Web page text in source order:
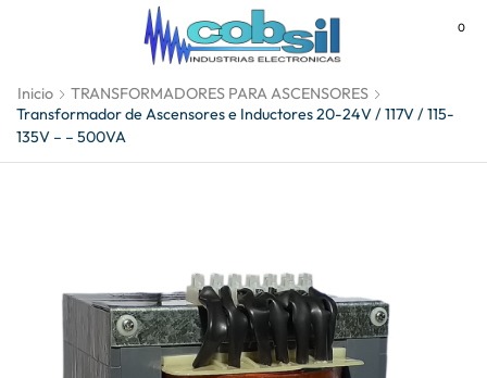
0
Inicio
TRANSFORMADORES PARA ASCENSORES
Transformador de Ascensores e Inductores 20-24V / 117V / 115-
135V – – 500VA